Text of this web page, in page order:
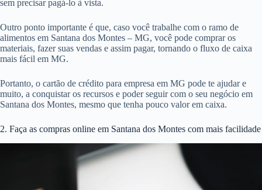
sem precisar pagá-lo à vista.
Outro ponto importante é que, caso você trabalhe com o ramo de
alimentos em Santana dos Montes – MG, você pode comprar os
materiais, fazer suas vendas e assim pagar, tornando o fluxo de caixa
mais fácil em MG.
Portanto, o cartão de crédito para empresa em MG pode te ajudar e
muito, a conquistar os recursos e poder seguir com o seu negócio em
Santana dos Montes, mesmo que tenha pouco valor em caixa.
2. Faça as compras online em Santana dos Montes com mais facilidade